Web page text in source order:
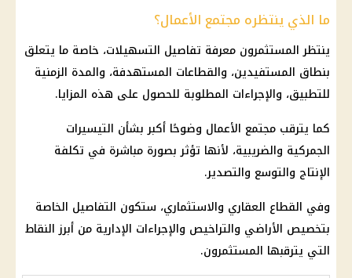
ما الذي ينتظره مجتمع الأعمال؟
ينتظر المستثمرون معرفة تفاصيل التسهيلات، خاصة ما يتعلق
بنطاق المستفيدين، والقطاعات المستهدفة، والمدة الزمنية
للتطبيق، والإجراءات المطلوبة للحصول على هذه المزايا.
كما يترقب مجتمع الأعمال وضوحًا أكبر بشأن التيسيرات
الجمركية والضريبية، لأنها تؤثر بصورة مباشرة في تكلفة
الإنتاج والتوسع والتصدير.
وفي القطاع العقاري والاستثماري، ستكون التفاصيل الخاصة
بتخصيص الأراضي والتراخيص والإجراءات الإدارية من أبرز النقاط
التي يترقبها المستثمرون.